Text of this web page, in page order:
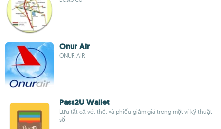
Onur Air
ONUR AIR
Pass2U Wallet
Lưu tất cả vé, thẻ, và phiếu giảm giá trong một ví kỹ thuật
số